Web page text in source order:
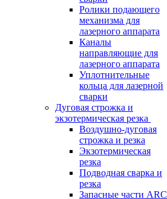
Ролики подающего
механизма для
лазерного аппарата
Каналы
направляющие для
лазерного аппарата
Уплотнительные
кольца для лазерной
сварки
Дуговая строжка и
экзотермическая резка
Воздушно-дуговая
строжка и резка
Экзотермическая
резка
Подводная сварка и
резка
Запасные части ARC